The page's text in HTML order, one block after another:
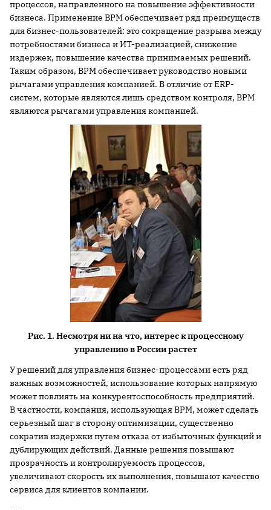
процессов, направленного на повышение эффективности
бизнеса. Применение BPM обеспечивает ряд преимуществ
для бизнес-пользователей: это сокращение разрыва между
потребностями бизнеса и ИТ-реализацией, снижение
издержек, повышение качества принимаемых решений.
Таким образом, BPM обеспечивает руководство новыми
рычагами управления компанией. В отличие от ERP-
систем, которые являются лишь средством контроля, BPM
являются рычагами управления компанией.
Рис. 1. Несмотря ни на что, интерес к процессному
управлению в России растет
У решений для управления бизнес-процессами есть ряд
важных возможностей, использование которых напрямую
может повлиять на конкурентоспособность предприятий.
В частности, компания, использующая BPM, может сделать
серьезный шаг в сторону оптимизации, существенно
сократив издержки путем отказа от избыточных функций и
дублирующих действий. Данные решения повышают
прозрачность и контролируемость процессов,
увеличивают скорость их выполнения, повышают качество
сервиса для клиентов компании.